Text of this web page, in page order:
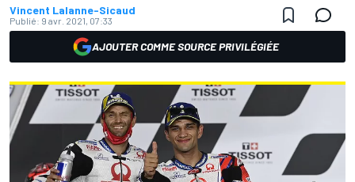
Vincent Lalanne-Sicaud
Publié: 9 avr. 2021, 07:33
AJOUTER COMME SOURCE PRIVILÉGIÉE